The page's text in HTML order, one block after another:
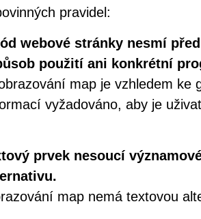
pravidel:
webové stránky nesmí
použití ani konkrétní
map je vzhledem ke
vyžadováno, aby je
prvek nesoucí
map nemá textovou